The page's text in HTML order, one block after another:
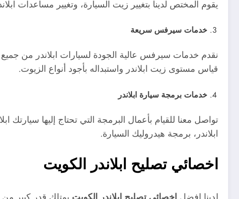
يقوم المختص لدينا بتغيير زيت السيارة، وتغيير مساعدات
خدمات سيرفس سريعة
نقدم خدمات سيرفس عالية الجودة لسيارات ابلاندر من جميع
قياس مستوى زيت ابلاندر واستبداله بأجود أنواع الزيوت.
خدمات برمجة سيارة ابلاندر
تواصل معنا للقيام بأعمال البرمجة التي تحتاج إليها سيارتك
ابلاندر، برمجة هيدروليك السيارة.
اخصائي تصليح ابلاندر الكويت